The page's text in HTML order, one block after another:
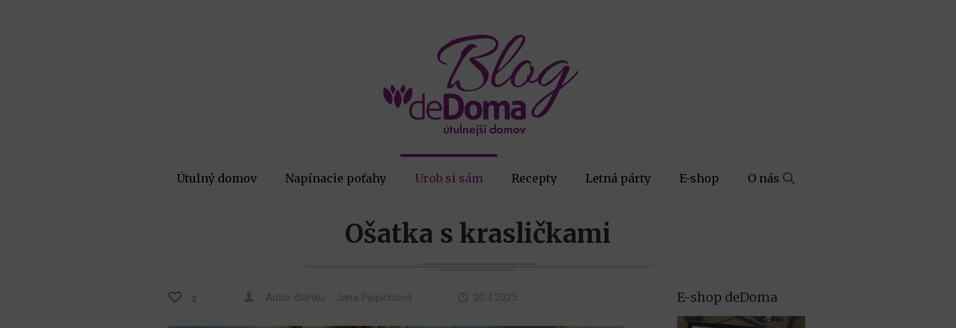
Útulný domov Napínacie poťahy Urob si sám Recepty Letná párty E-shop O nás
Ošatka s krasličkami
2 Autor článku: Jana Pippichová 20.3.2025 E-shop deDoma